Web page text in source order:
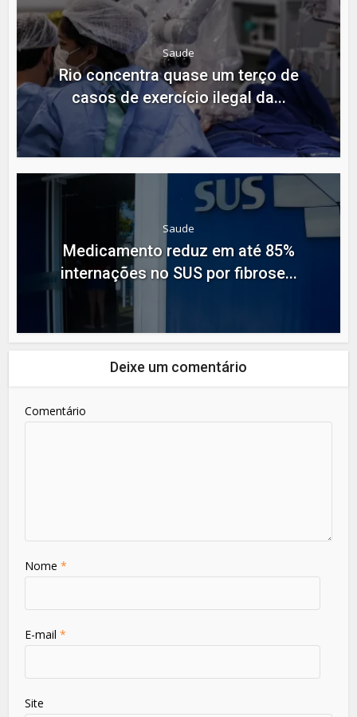
Saude
Rio concentra quase um terço de
casos de exercício ilegal da...
Saude
Medicamento reduz em até 85%
internações no SUS por fibrose...
Deixe um comentário
Comentário
Nome*
E-mail*
Site